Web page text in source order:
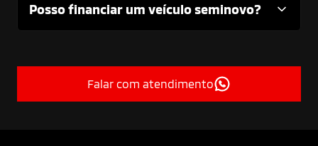
Posso financiar um veículo seminovo?
Falar com atendimento